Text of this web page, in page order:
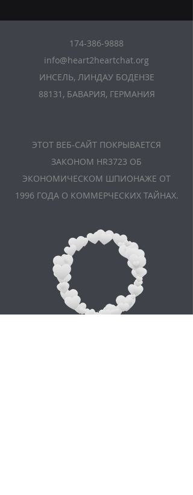
174-386-9888
info@heart2heartchat.org
ИНСЕЛЬ, ЛИНДАУ БОДЕНЗЕ
88131, БАВАРИЯ, ГЕРМАНИЯ
ЭТОТ ВЕБ-САЙТ ПОКРЫВАЕТСЯ
ЗАКОНОМ HR3723 ОБ
ЭКОНОМИЧЕСКОМ ШПИОНАЖЕ ОТ
1996 ГОДА О КОММЕРЧЕСКИХ ТАЙНАХ.